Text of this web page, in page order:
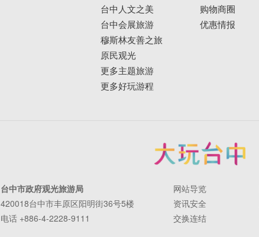
台中人文之美
台中会展旅游
穆斯林友善之旅
原民观光
更多主题旅游
更多好玩游程
购物商圈
优惠情报
台中市政府观光旅游局
420018台中市丰原区阳明街36号5楼
电话 +886-4-2228-9111
网站导览
资讯安全
交换连结